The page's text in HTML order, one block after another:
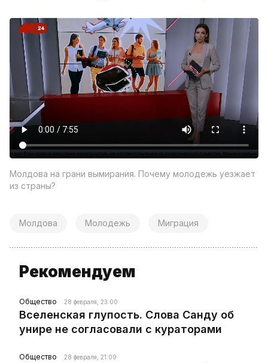
Молдова на грани вымирания. Почему молодежь уезжает
из страны?
Молдова Молодежь Миграция
Рекомендуем
Общество 28 февраля, 23:00
Вселенская глупость. Слова Санду об
унире не согласовали с кураторами
Общество 28 февраля, 21:09